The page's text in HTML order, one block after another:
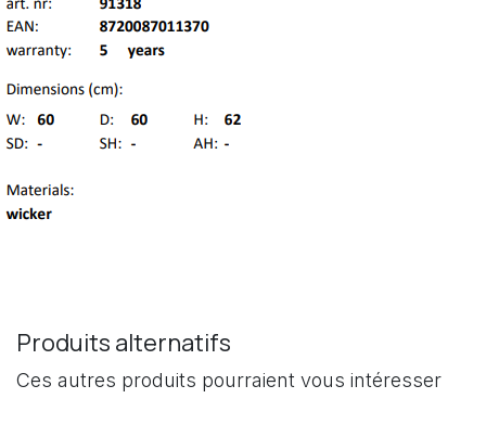
Produits alternatifs
Ces autres produits pourraient vous intéresser